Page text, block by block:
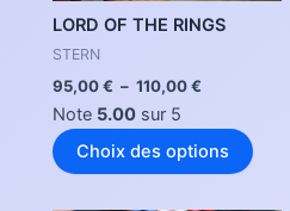
LORD OF THE RINGS
STERN
95,00€ – 110,00€
Note 5.00sur 5
Choix des options
du